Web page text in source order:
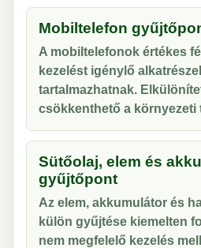
Mobiltelefon
A mobiltelefonok értékes
kezelést igénylő
tartalmazhatnak.
csökkenthető a környezeti
Sütőolaj, elem és
gyűjtőpont
Az elem, akkumulátor és
külön gyűjtése kiemelten
nem megfelelő kezelés